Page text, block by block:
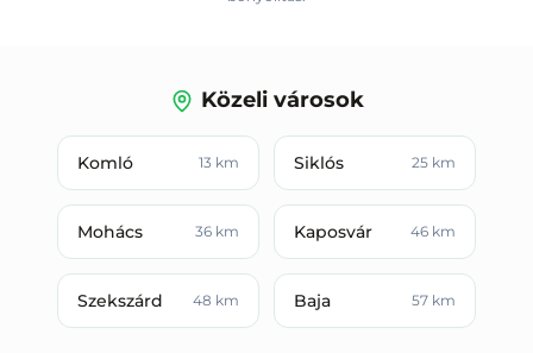
Közeli városok
Komló 13 km Siklós 25 km
Mohács 36 km Kaposvár 46 km
Szekszárd 48 km Baja 57 km